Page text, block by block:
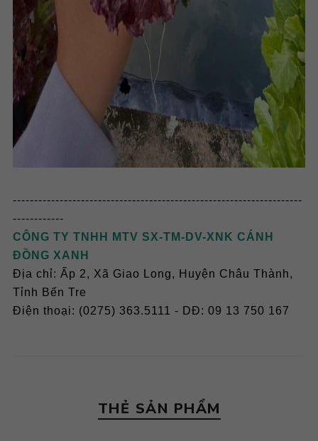
--------------------------------------------------------------------
------------
CÔNG TY TNHH MTV SX-TM-DV-XNK CÁNH
ĐỒNG XANH
Địa chỉ: Ấp 2, Xã Giao Long, Huyện Châu Thành,
Tỉnh Bến Tre
Điện thoại: (0275) 363.5111 - DĐ: 09 13 750 167
THẺ SẢN PHẨM